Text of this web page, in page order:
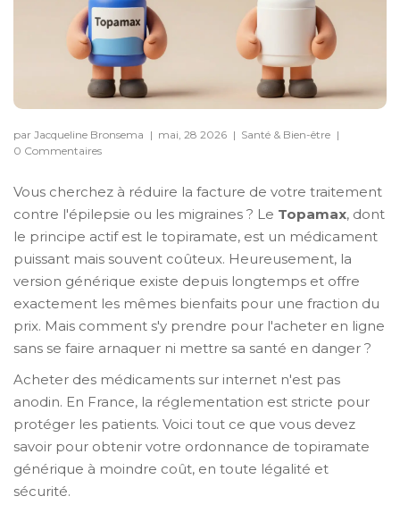
par Jacqueline Bronsema | mai, 28 2026 | Santé & Bien-être |
0 Commentaires
Vous cherchez à réduire la facture de votre traitement
contre l'épilepsie ou les migraines ? Le Topamax, dont
le principe actif est le topiramate, est un médicament
puissant mais souvent coûteux. Heureusement, la
version générique existe depuis longtemps et offre
exactement les mêmes bienfaits pour une fraction du
prix. Mais comment s'y prendre pour l'acheter en ligne
sans se faire arnaquer ni mettre sa santé en danger ?
Acheter des médicaments sur internet n'est pas
anodin. En France, la réglementation est stricte pour
protéger les patients. Voici tout ce que vous devez
savoir pour obtenir votre ordonnance de topiramate
générique à moindre coût, en toute légalité et
sécurité.